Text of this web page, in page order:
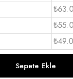
Sepete Ekle